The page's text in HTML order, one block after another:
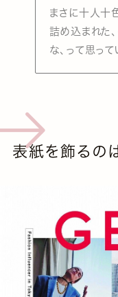
まさに十人十
詰め込まれた
な、って思って
表紙を飾るの